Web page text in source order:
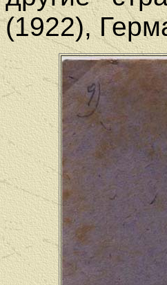
(1922),